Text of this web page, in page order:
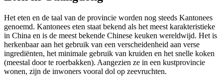
Het eten en de taal van de provincie worden nog steeds Kantonees
genoemd. Kantonees eten staat bekend als het meest karakteristieke
in China en is de meest bekende Chinese keuken wereldwijd. Het is
herkenbaar aan het gebruik van een verscheidenheid aan verse
ingrediënten, het minimale gebruik van kruiden en het snelle koken
(meestal door te roerbakken). Aangezien ze in een kustprovincie
wonen, zijn de inwoners vooral dol op zeevruchten.